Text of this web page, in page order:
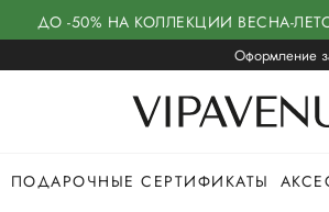
ДО -50% НА КОЛЛЕКЦИИ ВЕСНА-
Оформление
ПОДАРОЧНЫЕ СЕРТИФИКАТЫ